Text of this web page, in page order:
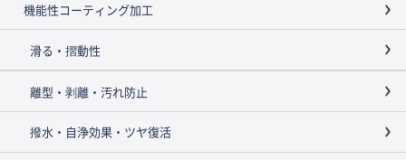
機能性コーティング加工
滑る・摺動性
離型・剥離・汚れ防止
撥水・自浄効果・ツヤ復活